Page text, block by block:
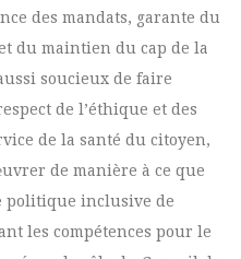
des mandats, garante du
du maintien du cap de la
soucieux de faire
de l’éthique et des
de la santé du citoyen,
de manière à ce que
politique inclusive de
les compétences pour le